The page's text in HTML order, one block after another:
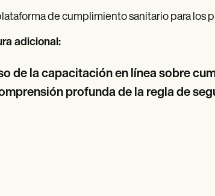
de cumplimiento sanitario para los
adicional:
de la capacitación en línea sobre
profunda de la regla de